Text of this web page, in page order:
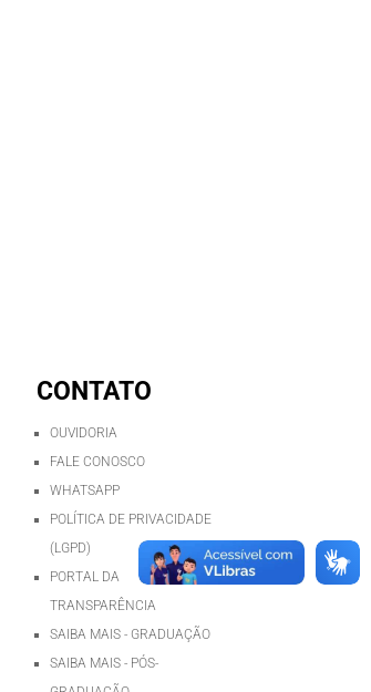
CONTATO
OUVIDORIA
FALE CONOSCO
WHATSAPP
POLÍTICA DE PRIVACIDADE
(LGPD)
PORTAL DA
TRANSPARÊNCIA
SAIBA MAIS - GRADUAÇÃO
SAIBA MAIS - PÓS-